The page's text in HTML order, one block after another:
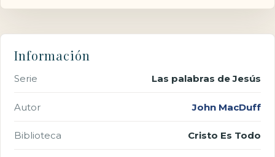
Información
Serie Las palabras de Jesús
Autor John MacDuff
Biblioteca Cristo Es Todo